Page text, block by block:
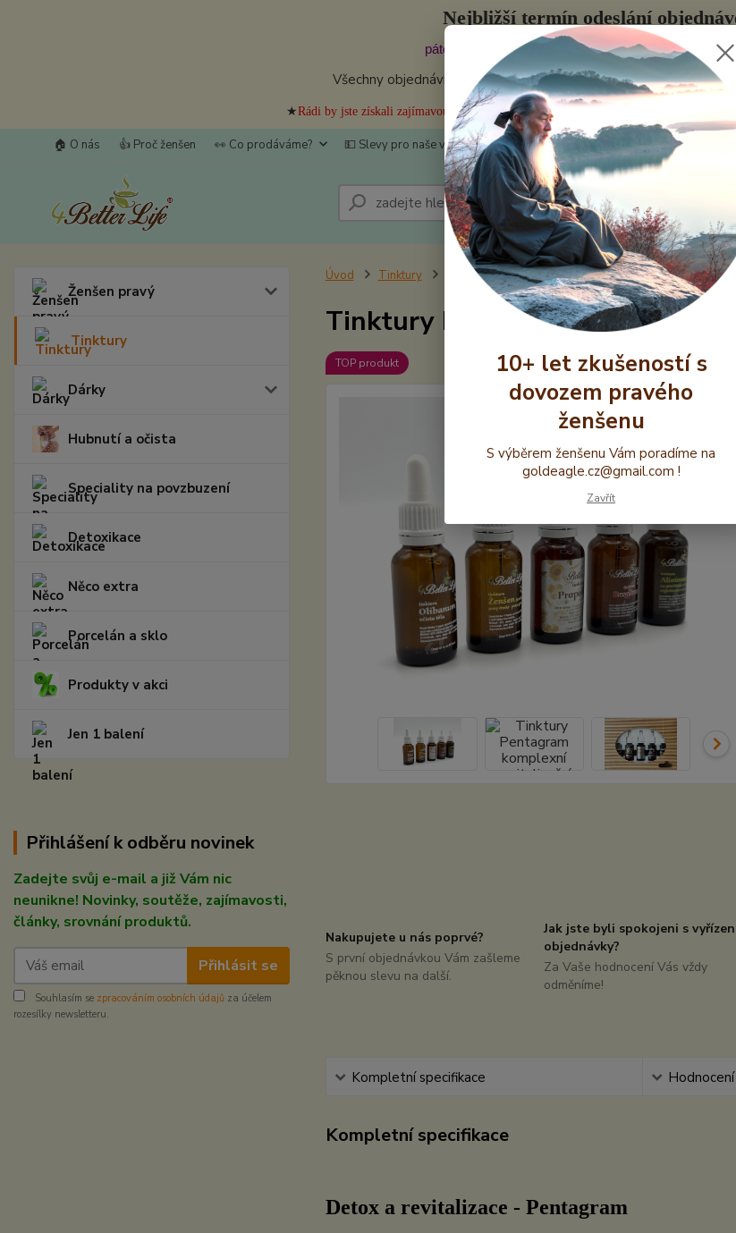
Nejbližší termín odeslání
pátek 7.8.2026 11:30. Doručení očekávejte: sobota -
Všechny objednávky byly dnes (pátek) odeslány! Další odesílání:
★Rádi by jste získali zajímavou slevu za video hodnocení našeho produktu? Pište na
🏠 O nás 👍 Proč ženšen 👀 Co prodáváme? 💵 Slevy pro naše věrné 📩 Kontakty 👍 Recenze 💰Výhodné ceny
Hledat
Ženšen pravý
Tinktury
Dárky
Hubnutí a očista
Speciality na povzbuzení
Detoxikace
Něco extra
Porcelán a sklo
Produkty v akci
Jen 1 balení
Přihlášení k odběru novinek
Zadejte svůj e-mail a již Vám nic
neunikne! Novinky, soutěže, zajímavosti,
články, srovnání produktů.
Přihlásit se
Souhlasím se zpracováním osobních údajů za účelem
rozesílky newsletteru.
Úvod Tinktury Tinktury Pentagram komplexní revitalizační kůra DS,
Tinktury Pentagram komplexní
TOP produkt
Nakupujete u nás poprvé?
S první objednávkou Vám zašleme
pěknou slevu na další.
Jak jste byli spokojeni s
objednávky?
Za Vaše hodnocení Vás vždy
odměníme!
Kompletní specifikace Hodnocení
Kompletní specifikace
Detox a revitalizace - Pentagram
10+ let zkušeností s
dovozem pravého
ženšenu
S výběrem ženšenu Vám poradíme na
goldeagle.cz@gmail.com !
Zavřít